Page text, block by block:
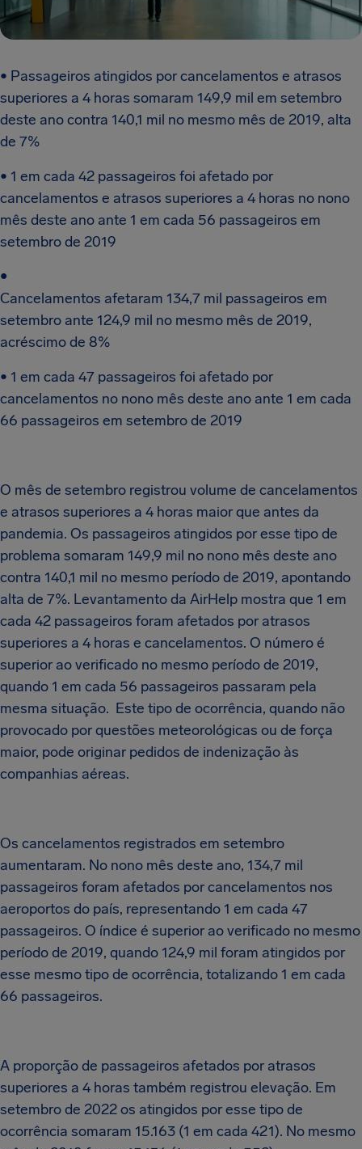
• Passageiros atingidos por cancelamentos e atrasos
superiores a 4 horas somaram 149,9 mil em setembro
deste ano contra 140,1 mil no mesmo mês de 2019, alta
de 7%
• 1 em cada 42 passageiros foi afetado por
cancelamentos e atrasos superiores a 4 horas no nono
mês deste ano ante 1 em cada 56 passageiros em
setembro de 2019
•
Cancelamentos afetaram 134,7 mil passageiros em
setembro ante 124,9 mil no mesmo mês de 2019,
acréscimo de 8%
• 1 em cada 47 passageiros foi afetado por
cancelamentos no nono mês deste ano ante 1 em cada
66 passageiros em setembro de 2019
O mês de setembro registrou volume de cancelamentos
e atrasos superiores a 4 horas maior que antes da
pandemia. Os passageiros atingidos por esse tipo de
problema somaram 149,9 mil no nono mês deste ano
contra 140,1 mil no mesmo período de 2019, apontando
alta de 7%. Levantamento da AirHelp mostra que 1 em
cada 42 passageiros foram afetados por atrasos
superiores a 4 horas e cancelamentos. O número é
superior ao verificado no mesmo período de 2019,
quando 1 em cada 56 passageiros passaram pela
mesma situação. Este tipo de ocorrência, quando não
provocado por questões meteorológicas ou de força
maior, pode originar pedidos de indenização às
companhias aéreas.
Os cancelamentos registrados em setembro
aumentaram. No nono mês deste ano, 134,7 mil
passageiros foram afetados por cancelamentos nos
aeroportos do país, representando 1 em cada 47
passageiros. O índice é superior ao verificado no mesmo
período de 2019, quando 124,9 mil foram atingidos por
esse mesmo tipo de ocorrência, totalizando 1 em cada
66 passageiros.
A proporção de passageiros afetados por atrasos
superiores a 4 horas também registrou elevação. Em
setembro de 2022 os atingidos por esse tipo de
ocorrência somaram 15.163 (1 em cada 421). No mesmo